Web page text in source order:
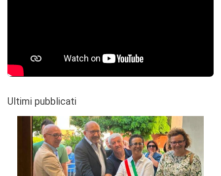
Ultimi pubblicati